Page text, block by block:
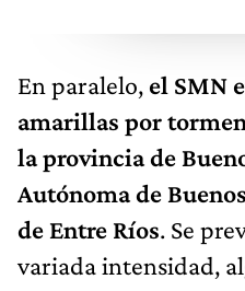
En paralelo, el SMN
amarillas por
la provincia de
Autónoma de
de Entre Ríos. Se
variada intensidad,